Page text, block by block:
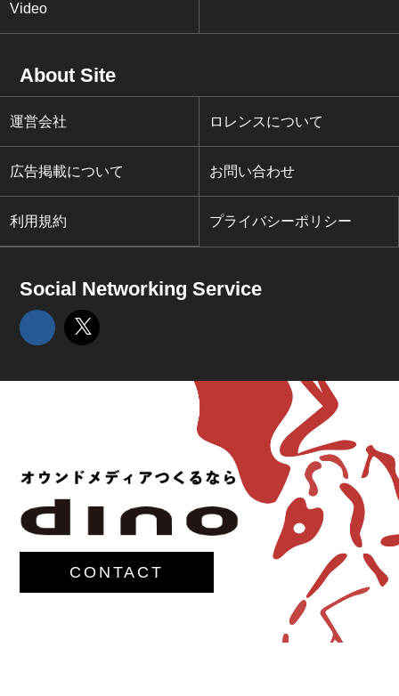
Video
About Site
運営会社 ロレンスについて
広告掲載について お問い合わせ
利用規約 プライバシーポリシー
Social Networking Service
CONTACT